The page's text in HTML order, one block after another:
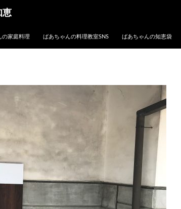
恵
の家庭料理 ばあちゃんの料理教室SNS ばあちゃんの知恵袋